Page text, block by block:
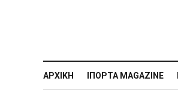
ΑΡΧΙΚΉ IΠΌΡΤΑ MAGAZINE